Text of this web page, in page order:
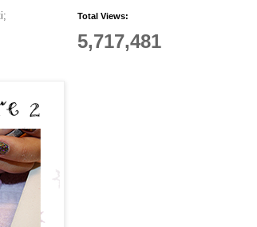
Total Views:
5,717,481